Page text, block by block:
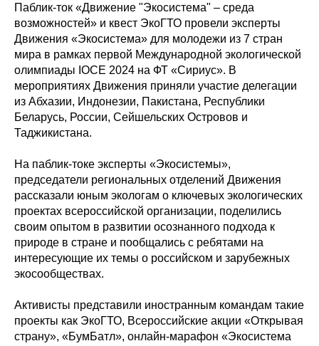
Паблик-ток «Движение "Экосистема" – среда
возможностей» и квест ЭкоГТО провели эксперты
Движения «Экосистема» для молодежи из 7 стран
мира в рамках первой Международной экологической
олимпиады IOCE 2024 на ФТ «Сириус». В
мероприятиях Движения приняли участие делегации
из Абхазии, Индонезии, Пакистана, Республики
Беларусь, России, Сейшельских Островов и
Таджикистана.
На паблик-токе эксперты «Экосистемы»,
председатели региональных отделений Движения
рассказали юным экологам о ключевых экологических
проектах всероссийской организации, поделились
своим опытом в развитии осознанного подхода к
природе в стране и пообщались с ребятами на
интересующие их темы о российском и зарубежных
экосообществах.
Активисты представили иностранным командам такие
проекты как ЭкоГТО, Всероссийские акции «Открывая
страну», «БумБатл», онлайн-марафон «Экосистема